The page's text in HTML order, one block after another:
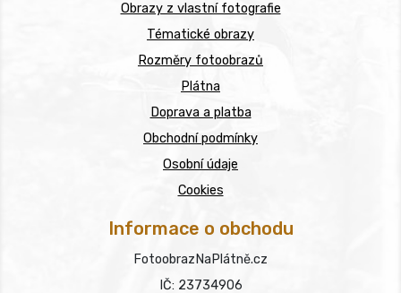
Obrazy z vlastní fotografie
Tématické obrazy
Rozměry fotoobrazů
Plátna
Doprava a platba
Obchodní podmínky
Osobní údaje
Cookies
Informace o obchodu
FotoobrazNaPlátně.cz
IČ: 23734906